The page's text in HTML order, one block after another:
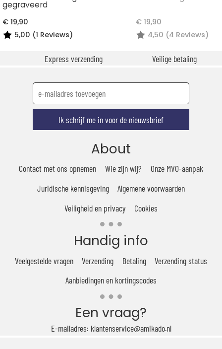
gegraveerd
€ 19,90
5,00 (1 Reviews)
€ 19,90
4,50 (4 Reviews)
Express verzending Veilige betaling
Ik schrijf me in voor de nieuwsbrief
About
Contact met ons opnemen Wie zijn wij?
Onze MVO-aanpak
Juridische kennisgeving
Algemene voorwaarden
Veiligheid en privacy
Cookies
Handig info
Veelgestelde vragen Verzending Betaling
Verzending status
Aanbiedingen en kortingscodes
Een vraag?
E-mailadres: klantenservice@amikado.nl